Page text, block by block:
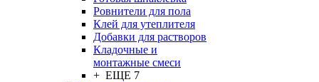
Ровнители для пола
Клей для утеплителя
Добавки для растворов
Кладочные и
монтажные смеси
+ ЕЩЕ 7